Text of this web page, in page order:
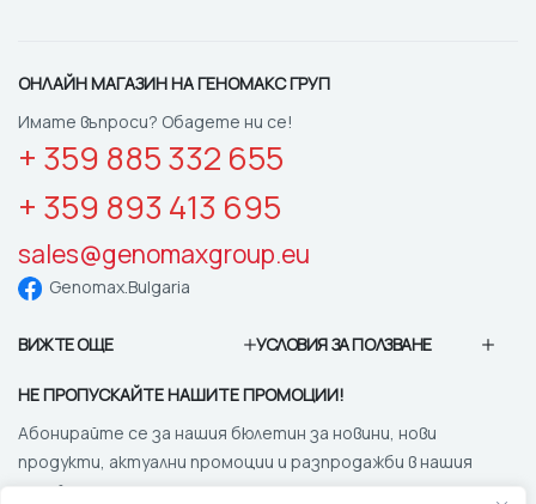
ОНЛАЙН МАГАЗИН НА ГЕНОМАКС ГРУП
Имате въпроси? Обадете ни се!
+ 359 885 332 655
+ 359 893 413 695
sales@genomaxgroup.eu
Genomax.Bulgaria
ВИЖТЕ ОЩЕ УСЛОВИЯ ЗА ПОЛЗВАНЕ
НЕ ПРОПУСКАЙТЕ НАШИТЕ ПРОМОЦИИ!
Абонирайте се за нашия бюлетин за новини, нови
продукти, актуални промоции и разпродажби в нашия
онлайн магазин